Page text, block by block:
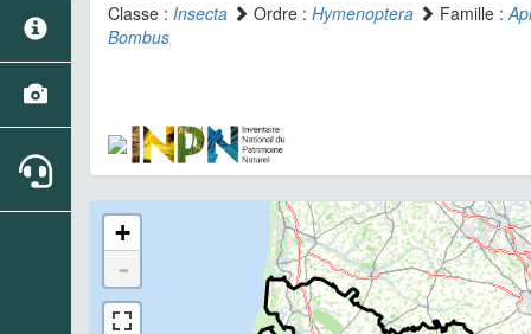
Classe : Insecta Ordre : Hymenoptera Famille :
Bombus
+
-